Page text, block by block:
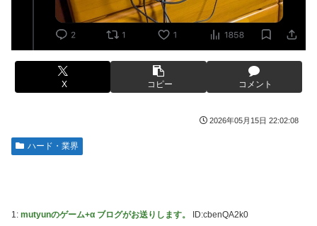
【緊急】お笑いジャングルポケット斉藤慎二被告に懲役7年
の求刑←これ…
【ウマ娘】セイちゃんの攻撃力を見よ！！！
【悲報】人気配信者「はっきり言う、ジャングリア沖縄ほん
とーーーーーーーーにおもんない！！！！」→炎上
番組が最新SNSの数十年先を行っていたと話題に
【艦これ】これがラ級ちゃんの水着modeか・・・！
竹﨑由佳アナ ピタパンのお尻！！
【悲報】コメ農家「高市総理には愛想尽かした」売値は生産
原価の半分以下に…肥料代や燃料代は高騰「今年でやめる」
【悲報】かつての「快楽天」が微妙になったわけｗｗｗｗｗ
【有能】政府「トラックはサービスエリア利用有料化すれば
今季もタイトル獲得を目指すFC町田ゼルビア黒田剛監督が
X コピー コメント
2026年05月15日 22:02:08
ハード・業界
1: mutyunのゲーム+α ブログがお送りします。 ID:cbenQA2k0